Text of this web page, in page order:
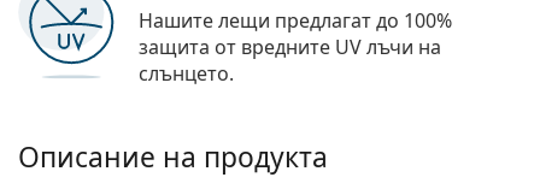
Нашите лещи предлагат до 100%
защита от вредните UV лъчи на
слънцето.
Описание на продукта